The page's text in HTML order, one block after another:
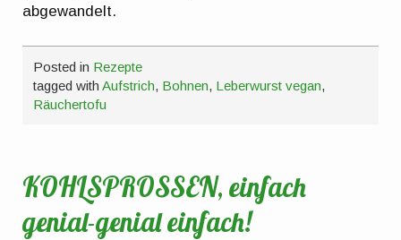
abgewandelt.
Posted in Rezepte
tagged withAufstrich, Bohnen, Leberwurst vegan,
Räuchertofu
KOHLSPROSSEN, einfach
genial-genial einfach!